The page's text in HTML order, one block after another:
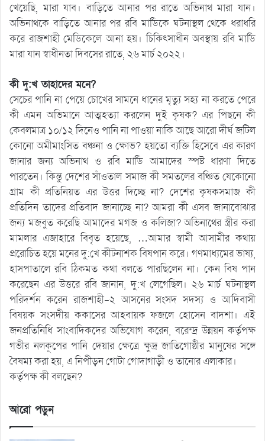
খেয়েছি, মারা যাব। বাড়িতে আনার পর রাতে অভিনাথ মারা যান।
অভিনাথকে বাড়িতে আনার পর রবি মার্ডিকে ঘটনাস্থল থেকে ধরাধরি
করে রাজশাহী মেডিকেলে আনা হয়। চিকিৎসাধীন অবস্থায় রবি মার্ডি
মারা যান স্বাধীনতা দিবসের রাতে, ২৬ মার্চ ২০২২।
কী দু:খ তাহাদের মনে?
সেচের পানি না পেয়ে চোখের সামনে ধানের মৃত্যু সহ্য না করতে পেরে
কী এমন অভিমানে আত্মহত্যা করলেন দুই কৃষক? এর পিছনে কী
কেবলমাত্র ১০/১২ দিনেও পানি না পাওয়া নাকি আছে আরো দীর্ঘ জটিল
কোনো অমীমাংসিত বঞ্চনা ও ক্ষোভ? হয়তো ব্যক্তি হিসেবে এর কারণ
জানার জন্য অভিনাথ ও রবি মার্ডি আমাদের স্পষ্ট ধারণা দিতে
পারতেন। কিন্তু দেশের সাঁওতাল সমাজ কী সমতলের বঞ্চিত যেকোনো
গ্রাম কী প্রতিনিয়ত এর উত্তর দিচ্ছে না? দেশের কৃষকসমাজ কী
প্রতিদিন তাদের প্রতিবাদ জানাচ্ছে না? আমরা কী এসব জানাবোঝার
জন্য মজবুত করেছি আমাদের মগজ ও কলিজা? অভিনাথের স্ত্রীর করা
মামলার এজাহারে বিবৃত হয়েছে, …আমার স্বামী আসামীর কথায়
প্ররোচিত হয়ে মনের দু:খে কীটনাশক বিষপান করে। গণমাধ্যমের ভাষ্য,
হাসপাতালে রবি ঠিকমত কথা বলতে পারছিলেন না। কেন বিষ পান
করেছেন এর উত্তরে রবি জানান, দু:খ লেগেছিল। ২৬ মার্চ ঘটনাস্থল
পরিদর্শন করেন রাজশাহী-২ আসনের সংসদ সদস্য ও আদিবাসী
বিষয়ক সংসদীয় ককাসের আহবায়ক ফজলে হোসেন বাদশা। এই
জনপ্রতিনিধি সাংবাদিকদের অভিযোগ করেন, বরেন্দ্র উন্নয়ন কর্তৃপক্ষ
গভীর নলকূপের পানি দেয়ার ক্ষেত্রে ক্ষুদ্র জাতিগোষ্ঠীর মানুষের সঙ্গে
বৈষম্য করা হয়, এ নিপীড়ন গোটা গোদাগাড়ী ও তানোর এলাকার।
কর্তৃপক্ষ কী বলছেন?
আরো পড়ুন